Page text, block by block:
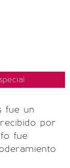
fue un
por
fue